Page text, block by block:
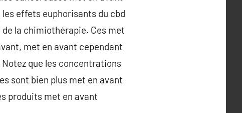
effets euphorisants du cbd
la chimiothérapie. Ces met
met en avant cependant
que les concentrations
sont bien plus met en avant
produits met en avant